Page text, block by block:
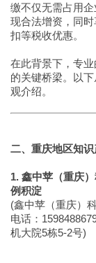
缴不仅无需占用
现合法增资，同
扣等税收优惠。
在此背景下，专
的关键桥梁。以
观介绍。
二、重庆地区知
1. 鑫中苹（重庆
例积淀
(鑫中苹（重庆）
电话：
机大院5栋5-2号)